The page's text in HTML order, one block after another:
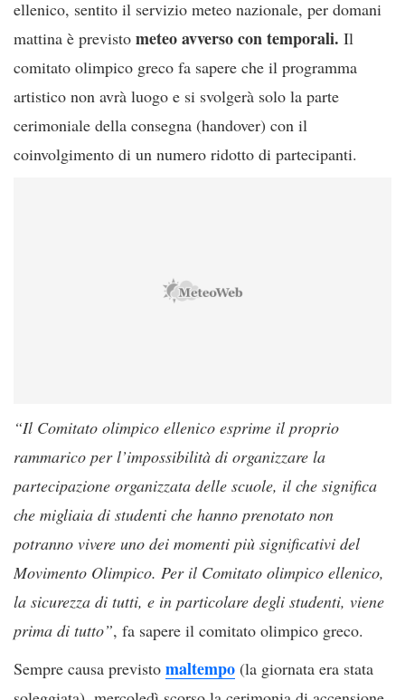
ellenico, sentito il servizio meteo nazionale, per domani
mattina è previsto meteo avverso con temporali. Il
comitato olimpico greco fa sapere che il programma
artistico non avrà luogo e si svolgerà solo la parte
cerimoniale della consegna (handover) con il
coinvolgimento di un numero ridotto di partecipanti.
“Il Comitato olimpico ellenico esprime il proprio
rammarico per l’impossibilità di organizzare la
partecipazione organizzata delle scuole, il che significa
che migliaia di studenti che hanno prenotato non
potranno vivere uno dei momenti più significativi del
Movimento Olimpico. Per il Comitato olimpico ellenico,
la sicurezza di tutti, e in particolare degli studenti, viene
prima di tutto”, fa sapere il comitato olimpico greco.
Sempre causa previsto maltempo (la giornata era stata